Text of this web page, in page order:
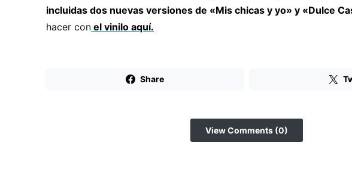
incluidas dos nuevas versiones de «Mis chicas y yo» y «Dulce
hacer con el vinilo aquí.
Share
View Comments (0)